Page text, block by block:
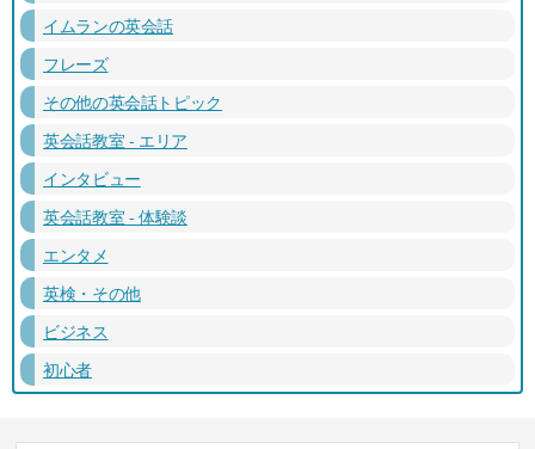
イムランの英会話
フレーズ
その他の英会話トピック
英会話教室 - エリア
インタビュー
英会話教室 - 体験談
エンタメ
英検・その他
ビジネス
初心者